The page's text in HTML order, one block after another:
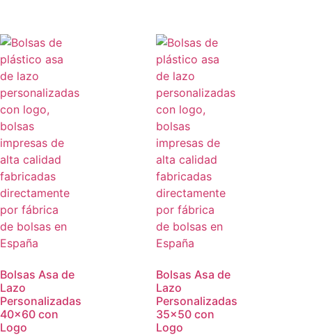
Bolsas Asa de
Lazo
Personalizadas
40×60 con
Logo
Bolsas Asa de
Lazo
Personalizadas
35×50 con
Logo